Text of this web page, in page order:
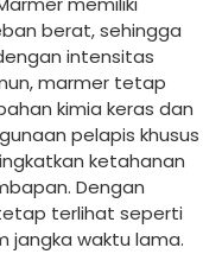
berat, sehingga
intensitas
marmer tetap
kimia keras dan
pelapis khusus
ketahanan
Dengan
terlihat seperti
jangka waktu lama.